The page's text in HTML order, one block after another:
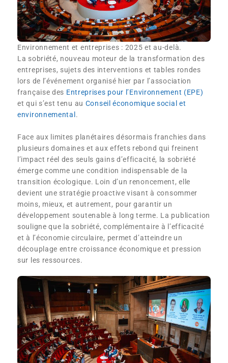
Environnement et entreprises : 2025 et au-delà.
La sobriété, nouveau moteur de la transformation des
entreprises, sujets des interventions et tables rondes
lors de l’événement organisé hier par l’association
française des Entreprises pour l’Environnement (EPE)
et qui s’est tenu au Conseil économique social et
environnemental .
Face aux limites planétaires désormais franchies dans
plusieurs domaines et aux effets rebond qui freinent
l’impact réel des seuls gains d’efficacité, la sobriété
émerge comme une condition indispensable de la
transition écologique. Loin d’un renoncement, elle
devient une stratégie proactive visant à consommer
moins, mieux, et autrement, pour garantir un
développement soutenable à long terme. La publication
souligne que la sobriété, complémentaire à l’efficacité
et à l’économie circulaire, permet d’atteindre un
découplage entre croissance économique et pression
sur les ressources.